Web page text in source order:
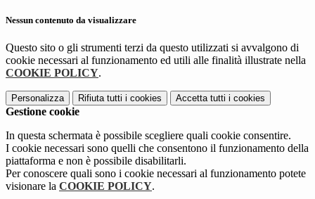
Nessun contenuto da visualizzare
Questo sito o gli strumenti terzi da questo utilizzati si avvalgono di
cookie necessari al funzionamento ed utili alle finalità illustrate nella
COOKIE POLICY.
Personalizza Rifiuta tutti i cookies Accetta tutti i cookies
Gestione cookie
In questa schermata è possibile scegliere quali cookie consentire.
I cookie necessari sono quelli che consentono il funzionamento della
piattaforma e non è possibile disabilitarli.
Per conoscere quali sono i cookie necessari al funzionamento potete
visionare la COOKIE POLICY.